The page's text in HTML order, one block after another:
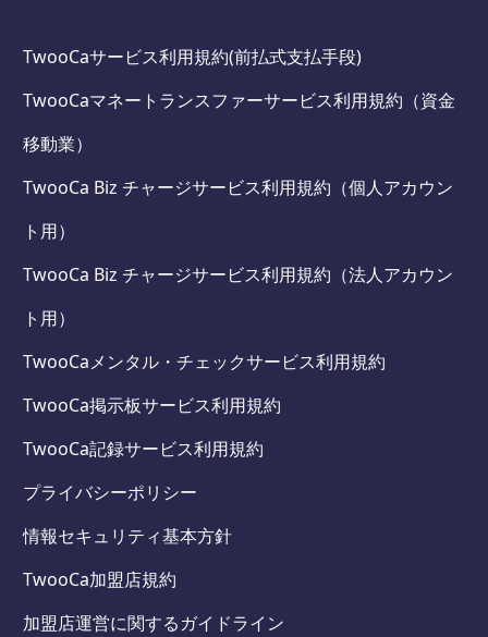
TwooCaサービス利用規約(前払式支払手段)
TwooCaマネートランスファーサービス利用規約（資金
移動業）
TwooCa Biz チャージサービス利用規約（個人アカウン
ト用）
TwooCa Biz チャージサービス利用規約（法人アカウン
ト用）
TwooCaメンタル・チェックサービス利用規約
TwooCa掲示板サービス利用規約
TwooCa記録サービス利用規約
プライバシーポリシー
情報セキュリティ基本方針
TwooCa加盟店規約
加盟店運営に関するガイドライン